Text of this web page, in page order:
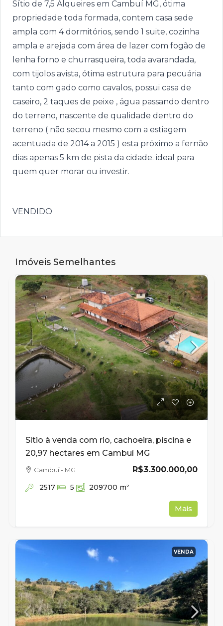
Sítio de 7,5 Alqueires em Cambuí MG, ótima
propriedade toda formada, contem casa sede
ampla com 4 dormitórios, sendo 1 suite, cozinha
ampla e arejada com área de lazer com fogão de
lenha forno e churrasqueira, toda avarandada,
com tijolos avista, ótima estrutura para pecuária
tanto com gado como cavalos, possui casa de
caseiro, 2 taques de peixe , água passando dentro
do terreno, nascente de qualidade dentro do
terreno ( não secou mesmo com a estiagem
acentuada de 2014 a 2015 ) esta próximo a fernão
dias apenas 5 km de pista da cidade. ideal para
quem quer morar ou investir.
VENDIDO
Imóveis Semelhantes
Sítio à venda com rio, cachoeira, piscina e
20,97 hectares em Cambuí MG
R$3.300.000,00
Cambuí - MG
2517 5 209700 m²
Mais
VENDA